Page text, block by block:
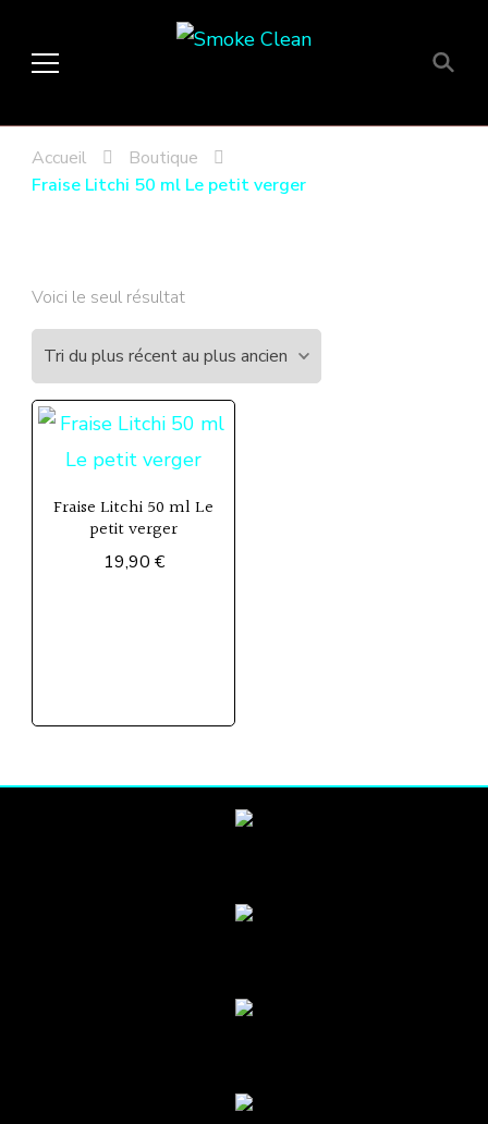
Smoke Clean
Accueil
Boutique
Fraise Litchi 50 ml Le petit verger
Voici le seul résultat
Fraise Litchi 50 ml Le
petit verger
19,90 €